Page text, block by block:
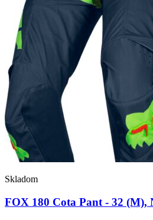
Skladom
FOX 180 Cota Pant - 32 (M),